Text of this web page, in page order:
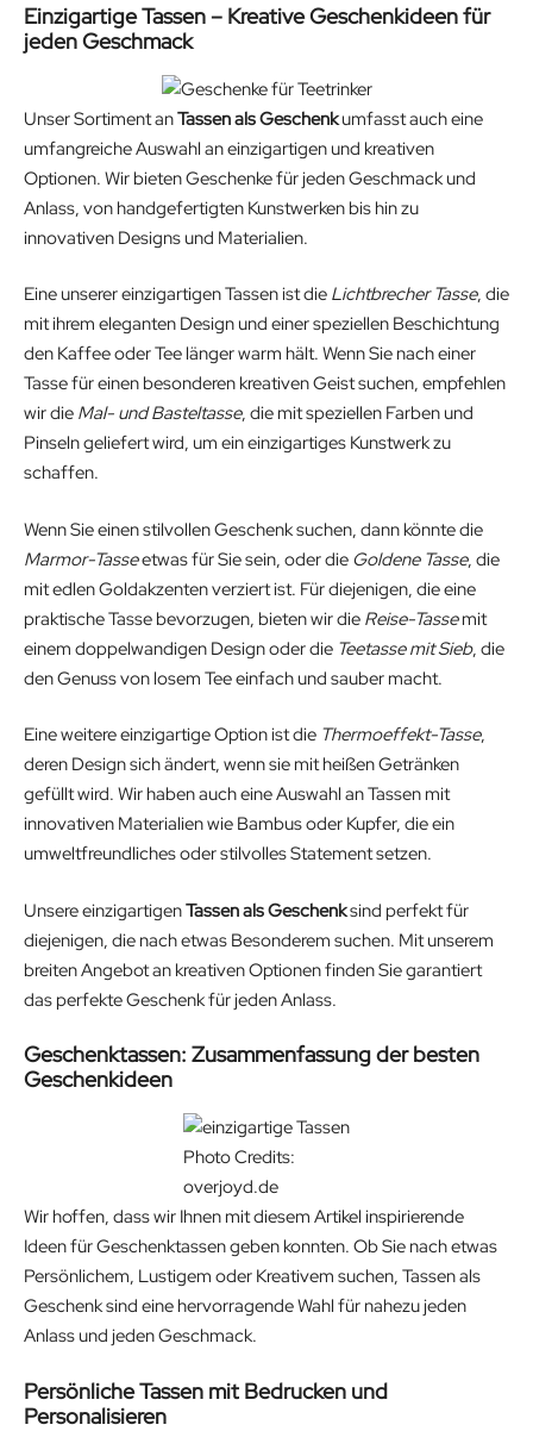
Einzigartige Tassen – Kreative Geschenkideen für
jeden Geschmack
Unser Sortiment anTassen als Geschenkumfasst auch eine
umfangreiche Auswahl an einzigartigen und kreativen
Optionen. Wir bieten Geschenke für jeden Geschmack und
Anlass, von handgefertigten Kunstwerken bis hin zu
innovativen Designs und Materialien.
Eine unserer einzigartigen Tassen ist die Lichtbrecher Tasse, die
mit ihrem eleganten Design und einer speziellen Beschichtung
den Kaffee oder Tee länger warm hält. Wenn Sie nach einer
Tasse für einen besonderen kreativen Geist suchen, empfehlen
wir die Mal- und Basteltasse, die mit speziellen Farben und
Pinseln geliefert wird, um ein einzigartiges Kunstwerk zu
schaffen.
Wenn Sie einen stilvollen Geschenk suchen, dann könnte die
Marmor-Tasseetwas für Sie sein, oder die Goldene Tasse, die
mit edlen Goldakzenten verziert ist. Für diejenigen, die eine
praktische Tasse bevorzugen, bieten wir die Reise-Tassemit
einem doppelwandigen Design oder die Teetasse mit Sieb, die
den Genuss von losem Tee einfach und sauber macht.
Eine weitere einzigartige Option ist die Thermoeffekt-Tasse,
deren Design sich ändert, wenn sie mit heißen Getränken
gefüllt wird. Wir haben auch eine Auswahl an Tassen mit
innovativen Materialien wie Bambus oder Kupfer, die ein
umweltfreundliches oder stilvolles Statement setzen.
Unsere einzigartigenTassen als Geschenksind perfekt für
diejenigen, die nach etwas Besonderem suchen. Mit unserem
breiten Angebot an kreativen Optionen finden Sie garantiert
das perfekte Geschenk für jeden Anlass.
Geschenktassen: Zusammenfassung der besten
Geschenkideen
Photo Credits:
overjoyd.de
Wir hoffen, dass wir Ihnen mit diesem Artikel inspirierende
Ideen für Geschenktassen geben konnten. Ob Sie nach etwas
Persönlichem, Lustigem oder Kreativem suchen, Tassen als
Geschenk sind eine hervorragende Wahl für nahezu jeden
Anlass und jeden Geschmack.
Persönliche Tassen mit Bedrucken und
Personalisieren